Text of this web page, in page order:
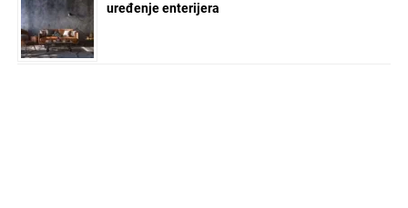
uređenje enterijera